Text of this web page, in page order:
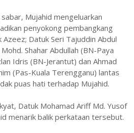
Mujahid mengeluarkan
penyokong pembangkang
Datuk Seri Tajuddin Abdul
Shahar Abdullah (BN-Paya
Idris (BN-Jerantut) dan Ahmad
(Pas-Kuala Terengganu) lantas
puas hati terhadap Mujahid.
Datuk Mohamad Ariff Md. Yusof
menarik balik perkataan tersebut.